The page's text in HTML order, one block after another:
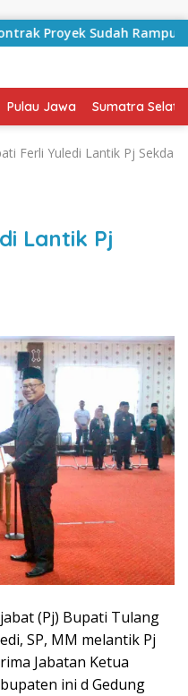
Sudah Rampung
Pulau Jawa Sumatra
Ferli Yuledi Lantik Pj Sekda
Lantik Pj
(Pj) Bupati Tulang
SP, MM melantik Pj
Jabatan Ketua
ini d Gedung